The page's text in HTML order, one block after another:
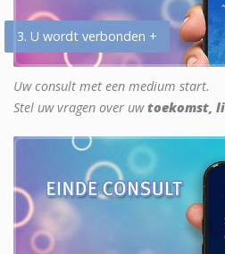
3. U wordt verbonden +
Uw consult met een medium start.
Stel uw vragen over uwtoekomst,